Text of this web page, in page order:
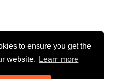
to ensure you get the
website.
Learn more